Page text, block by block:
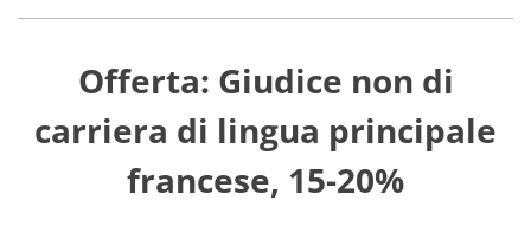
Offerta: Giudice non di
carriera di lingua principale
francese, 15-20%